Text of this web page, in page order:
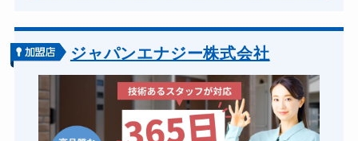
バイクカギ開け 13,200円～(税込)
バイクカギ作成 16,500円～(税込)
スーツケースカギ開け 8,800円～(税込)
金庫カギ開け 14,300円～(税込)
ジャパンエナジー株式会社